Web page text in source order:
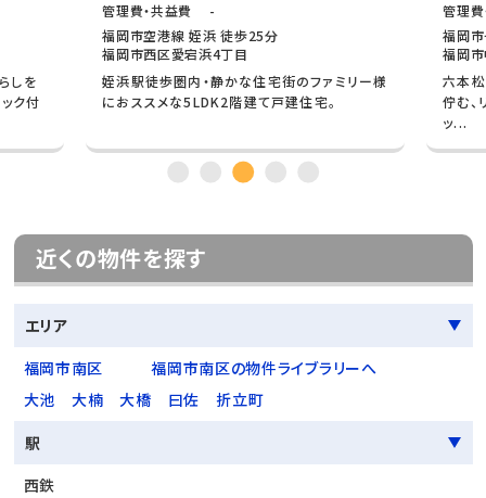
しを
ク付
管理費・共益費 -
福岡市空港線 姪浜 徒歩25分
福岡市西区愛宕浜4丁目
姪浜駅徒歩圏内・静かな住宅街のファミリー様
におススメな5LDK2階建て戸建住宅。
管理
福岡
福岡
六本
佇む、
ッ...
近くの物件を探す
エリア
福岡市南区
福岡市南区の物件ライブラリーへ
大池
大楠 大橋 曰佐
折立町
駅
西鉄